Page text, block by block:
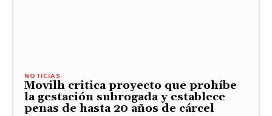
NOTICIAS
Movilh critica proyecto que prohíbe
la gestación subrogada y establece
penas de hasta 20 años de cárcel